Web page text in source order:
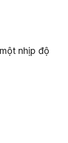
nhịp độ